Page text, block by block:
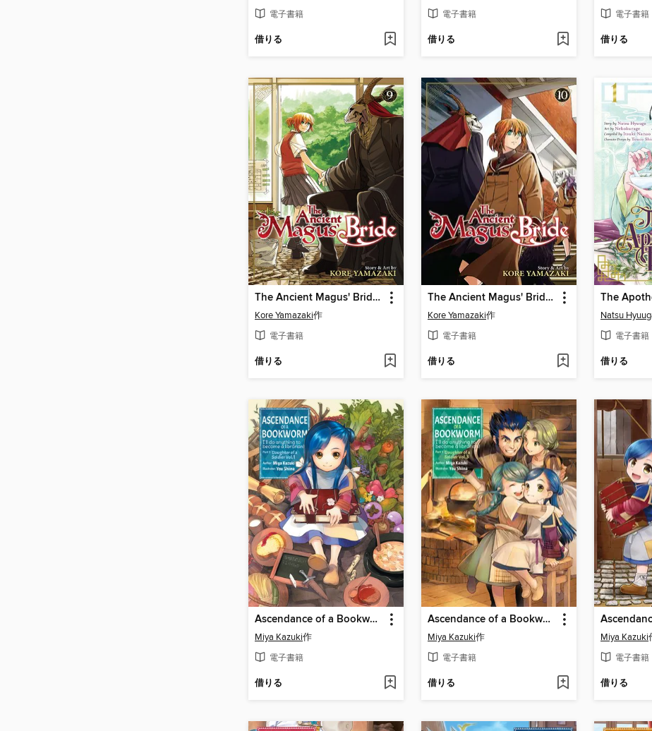
電子書籍
借りる
電子書籍
借りる
電子書籍
借りる
The Ancient Magus' Bride, Volume 9
Kore Yamazaki作
電子書籍
借りる
The Ancient Magus' Bride, Volume 10
Kore Yamazaki作
電子書籍
借りる
Natsu
電子書籍
借りる
Ascendance of a Bookworm, Part 1, Volume 1
Miya Kazuki作
電子書籍
借りる
Ascendance of a Bookworm, Part 1, Volume 3
Miya Kazuki作
電子書籍
借りる
Miya Kazuki
電子書籍
借りる